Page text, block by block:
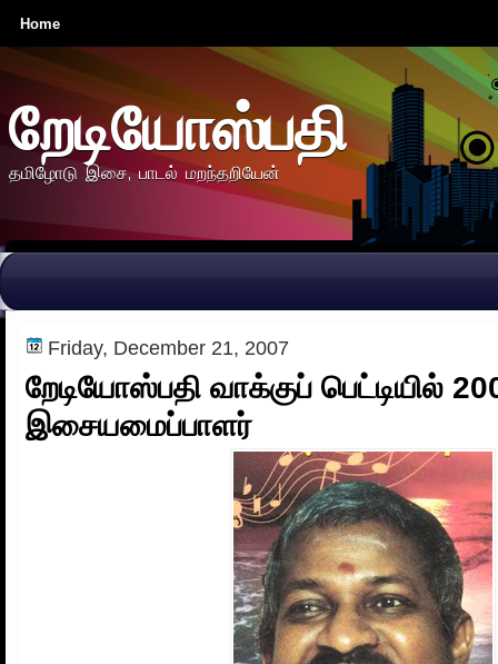
Home
றேடியோஸ்பதி
தமிழோடு இசை, பாடல் மறந்தறியேன்
Friday, December 21, 2007
றேடியோஸ்பதி வாக்குப் பெட்டியில்
இசையமைப்பாளர்